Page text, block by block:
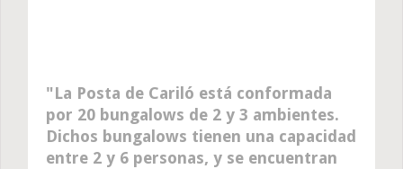
La Posta de Cariló está conformada
por 20 bungalows de 2 y 3 ambientes.
Dichos bungalows tienen una capacidad
entre 2 y 6 personas, y se encuentran